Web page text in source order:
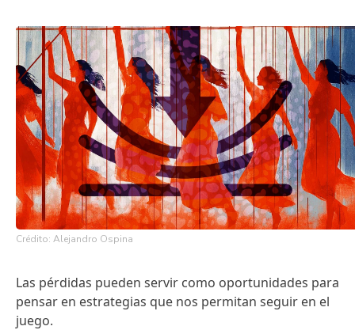
Crédito: Alejandro Ospina
Las pérdidas pueden servir como oportunidades para
pensar en estrategias que nos permitan seguir en el
juego.